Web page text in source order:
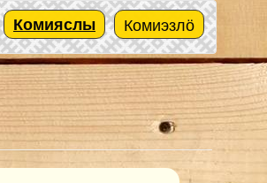
Комиэзлӧ
Комияслы